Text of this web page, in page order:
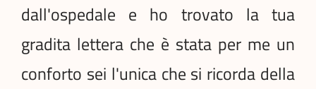
dall'ospedale e ho trovato la tua
gradita lettera che è stata per me un
conforto sei l'unica che si ricorda della